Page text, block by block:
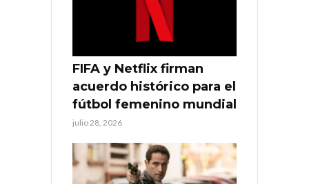
FIFA y Netflix firman
acuerdo histórico para el
fútbol femenino mundial
julio 28, 2026